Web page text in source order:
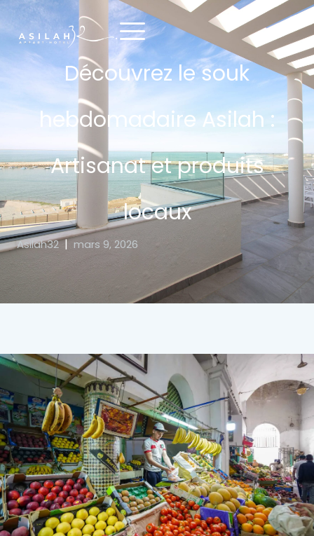
Découvrez le souk
hebdomadaire Asilah :
Artisanat et produits
locaux
Asilah32 | mars 9, 2026